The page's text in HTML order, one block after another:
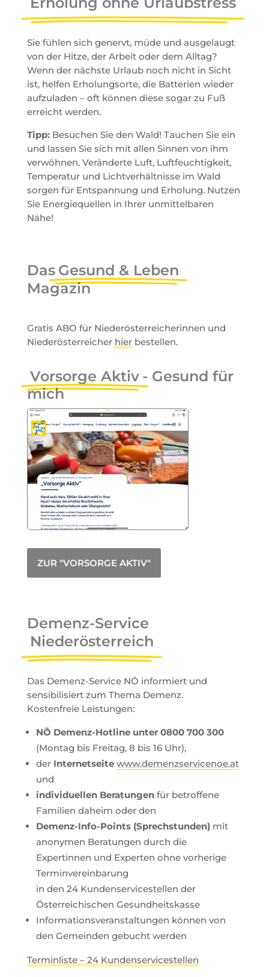
Sie fühlen sich genervt, müde und ausgelaugt
von der Hitze, der Arbeit oder dem Alltag?
Wenn der nächste Urlaub noch nicht in Sicht
ist, helfen Erholungsorte, die Batterien wieder
aufzuladen – oft können diese sogar zu Fuß
erreicht werden.
Tipp:Besuchen Sie den Wald! Tauchen Sie ein
und lassen Sie sich mit allen Sinnen von ihm
verwöhnen. Veränderte Luft, Luftfeuchtigkeit,
Temperatur und Lichtverhältnisse im Wald
sorgen für Entspannung und Erholung. Nutzen
Sie Energiequellen in Ihrer unmittelbaren
Nähe!
Das Gesund & Leben
Magazin
Gratis ABO für Niederösterreicherinnen und
Niederösterreicher hierbestellen.
Vorsorge Aktiv - Gesund für
mich
ZUR "VORSORGE AKTIV"
Demenz-Service
Niederösterreich
Das Demenz-Service NÖ informiert und
sensibilisiert zum Thema Demenz.
Kostenfreie Leistungen:
NÖ Demenz-Hotline unter 0800 700 300
(Montag bis Freitag, 8 bis 16 Uhr),
der Internetseite www.demenzservicenoe.at
und
individuellen Beratungenfür betroffene
Familien daheim oder den
Demenz-Info-Points (Sprechstunden)mit
anonymen Beratungen durch die
Expertinnen und Experten ohne vorherige
Terminvereinbarung
in den 24 Kundenservicestellen der
Österreichischen Gesundheitskasse
Informationsveranstaltungen können von
den Gemeinden gebucht werden
Terminliste – 24 Kundenservicestellen